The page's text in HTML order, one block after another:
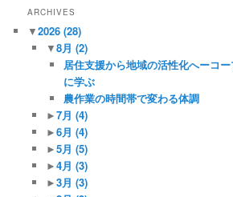
ARCHIVES
▼2026(28)
▼8月 (2)
居住支援から地域の活性化へーコ
に学ぶ
農作業の時間帯で変わる体調
►7月 (4)
►6月 (4)
►5月 (5)
►4月 (3)
►3月 (3)